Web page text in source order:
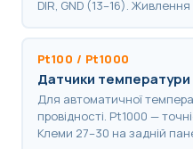
DIR, GND (13–16).
Pt100 / Pt1000
Датчики температури
Для автоматичної
провідності. Pt1000 —
Клеми 27–30 на задній